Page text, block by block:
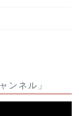
ンネル」